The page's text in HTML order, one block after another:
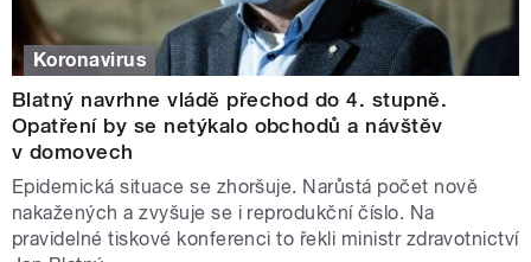
Koronavirus
Blatný navrhne vládě přechod do 4. stupně.
Opatření by se netýkalo obchodů a návštěv
v domovech
Epidemická situace se zhoršuje. Narůstá počet nově
nakažených a zvyšuje se i reprodukční číslo. Na
pravidelné tiskové konferenci to řekli ministr zdravotnictví